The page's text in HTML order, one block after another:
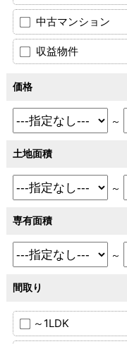
中古マンション
収益物件
価格
～
土地面積
～
専有面積
～
間取り
～1LDK